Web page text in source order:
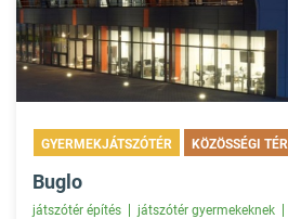
GYERMEKJÁTSZÓTÉR KÖZÖSSÉGI TÉR
Buglo
játszótér építés játszótér gyermekeknek